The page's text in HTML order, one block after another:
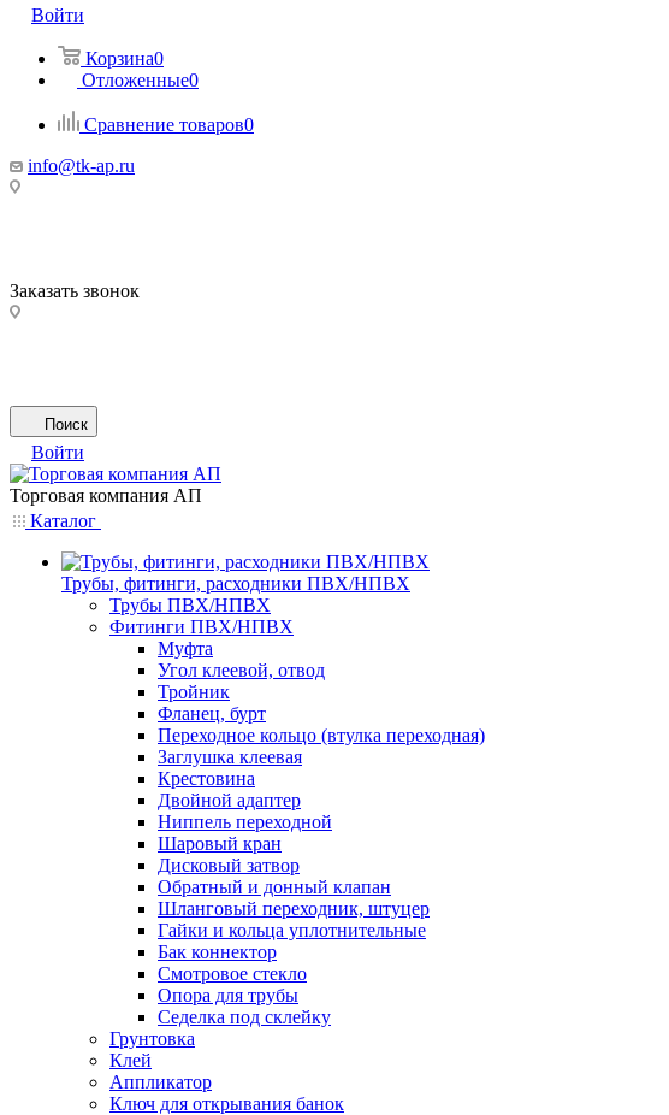
Войти
Корзина0
Отложенные0
Сравнение товаров0
info@tk-ap.ru
Заказать звонок
Поиск
Войти
Торговая компания АП
Каталог
Трубы, фитинги, расходники ПВХ/НПВХ
Трубы ПВХ/НПВХ
Фитинги ПВХ/НПВХ
Муфта
Угол клеевой, отвод
Тройник
Фланец, бурт
Переходное кольцо (втулка переходная)
Заглушка клеевая
Крестовина
Двойной адаптер
Ниппель переходной
Шаровый кран
Дисковый затвор
Обратный и донный клапан
Шланговый переходник, штуцер
Гайки и кольца уплотнительные
Бак коннектор
Смотровое стекло
Опора для трубы
Седелка под склейку
Грунтовка
Клей
Аппликатор
Ключ для открывания банок